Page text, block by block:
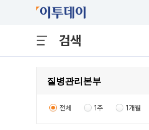
검색
전체 1주 1개월